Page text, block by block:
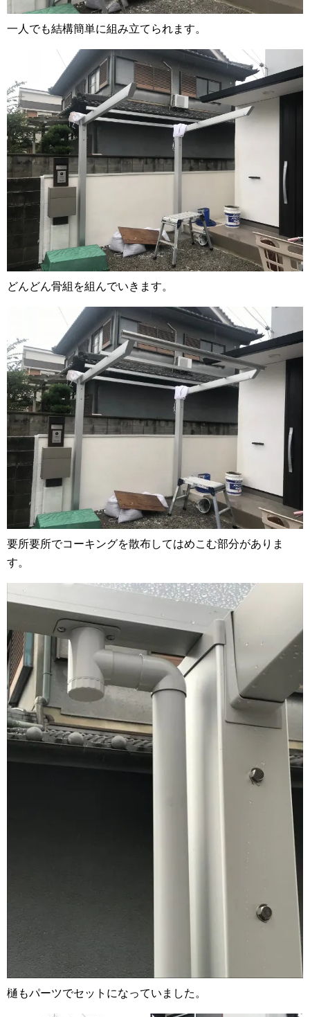
一人でも結構簡単に組み立てられます。
どんどん骨組を組んでいきます。
要所要所でコーキングを散布してはめこむ部分がありま
す。
樋もパーツでセットになっていました。